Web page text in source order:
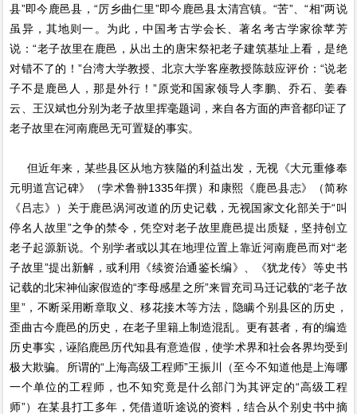
县”即今鹿邑县，“厉乡曲仁里”即今鹿邑县太清宫镇。“苦”、“相”两说
虽异，其地则一。为此，中国考古学会长、著名考古学家徐苹芳
说：“老子故里在鹿邑，从出土的唐宋祭祀老子建筑基址上看，是绝
对错不了的！”台湾大学教授、北京大学客座教授陈鼓应评价：“说老
子不是鹿邑人，那是外行！”原党和国家领导人李鹏、乔石、姜春
云、王汉斌也分别为老子故里挥毫题词，来自各方面的声音都印证了
老子故里在河南鹿邑无可置疑的事实。
但近年来，某些县区从地方狭隘的利益出发，无视《大元重修奉
元明道宫记碑》（孛术鲁翀1335年撰）和康熙《鹿邑县志》（简称
《吕志》）关于鹿邑涡河改道的历史记载，无视国家文化部关于“叫
停名人故里”之争的禁令，凭空对老子故里鹿邑提出质疑，坚持创立
老子起源新说。个别学者或以其在地理位置上靠近河南鹿邑而对“老
子故里”提出新解，或利用《续资治通鉴长编》、《犹龙传》等史书
记载的北宋神仙家假造的“李母感星之所”来冒充司马迁记载的“老子故
里”，不断采用断章取义、移花接木等方法，隐瞒个别县区的历史，
歪曲古今鹿邑的历史，在老子里籍上制造混乱。更有甚者，有的编造
历史事实，诬陷鹿邑历代知县有意造假，使学术界和社会各界均受到
极大欺骗。所谓的“上海高级工程师”王振川（至今不知道他是上海哪
一个单位的工程师，也不知究竟是什么部门为其评定的“高级工程
师”）在某县打工多年，凭借道听途说的资料，结合从个别史书中摘